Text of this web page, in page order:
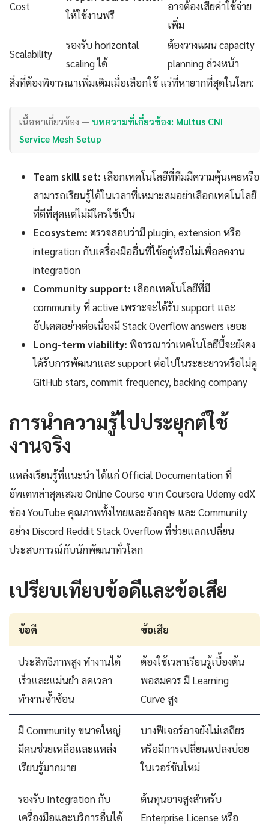
Cost
ให้ใช้งานฟรี
อาจต้องเสียค่าใช้จ่าย
เพิ่ม
Scalability
รองรับ horizontal
scaling ได้
ต้องวางแผน capacity
planning ล่วงหน้า
สิ่งที่ต้องพิจารณาเพิ่มเติมเมื่อเลือกใช้ แร่ที่หายากที่สุดในโลก:
เนื้อหาเกี่ยวข้อง — บทความที่เกี่ยวข้อง: Multus CNI
Service Mesh Setup
Team skill set: เลือกเทคโนโลยีที่ทีมมีความคุ้นเคยหรือ
สามารถเรียนรู้ได้ในเวลาที่เหมาะสมอย่าเลือกเทคโนโลยี
ที่ดีที่สุดแต่ไม่มีใครใช้เป็น
Ecosystem: ตรวจสอบว่ามี plugin, extension หรือ
integration กับเครื่องมืออื่นที่ใช้อยู่หรือไม่เพื่อลดงาน
integration
Community support: เลือกเทคโนโลยีที่มี
community ที่ active เพราะจะได้รับ support และ
อัปเดตอย่างต่อเนื่องมี Stack Overflow answers เยอะ
Long-term viability: พิจารณาว่าเทคโนโลยีนี้จะยังคง
ได้รับการพัฒนาและ support ต่อไปในระยะยาวหรือไม่ดู
GitHub stars, commit frequency, backing company
การนำความรู้ไปประยุกต์ใช้
งานจริง
แหล่งเรียนรู้ที่แนะนำ ได้แก่ Official Documentation ที่
อัพเดทล่าสุดเสมอ Online Course จาก Coursera Udemy edX
ช่อง YouTube คุณภาพทั้งไทยและอังกฤษ และ Community
อย่าง Discord Reddit Stack Overflow ที่ช่วยแลกเปลี่ยน
ประสบการณ์กับนักพัฒนาทั่วโลก
เปรียบเทียบข้อดีและข้อเสีย
ข้อดี ข้อเสีย
ประสิทธิภาพสูง ทำงานได้
เร็วและแม่นยำ ลดเวลา
ทำงานซ้ำซ้อน
ต้องใช้เวลาเรียนรู้เบื้องต้น
พอสมควร มี Learning
Curve สูง
มี Community ขนาดใหญ่
มีคนช่วยเหลือและแหล่ง
เรียนรู้มากมาย
บางฟีเจอร์อาจยังไม่เสถียร
หรือมีการเปลี่ยนแปลงบ่อย
ในเวอร์ชันใหม่
รองรับ Integration กับ
เครื่องมือและบริการอื่นได้
ต้นทุนอาจสูงสำหรับ
Enterprise License หรือ